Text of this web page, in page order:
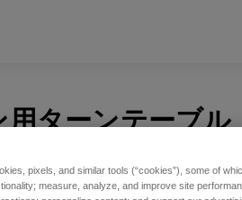
用ターンテーブル
pixels, and similar tools (“cookies”), some of
measure, analyze, and improve site